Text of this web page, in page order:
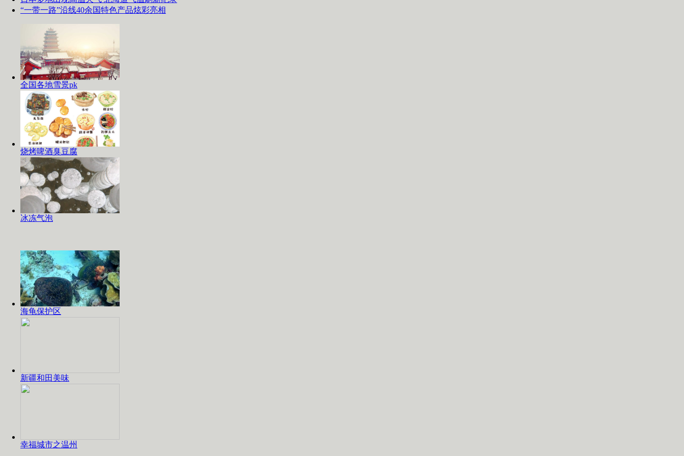
“一带一路”沿线40余国特色产品炫彩亮相
全国各地雪景pk
烧烤啤酒臭豆腐
冰冻气泡
海龟保护区
新疆和田美味
幸福城市之温州